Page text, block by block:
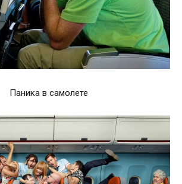
Паника в самолете